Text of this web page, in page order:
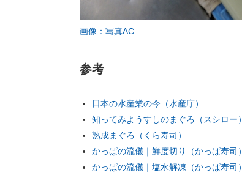
画像：写真AC
参考
日本の水産業の今（水産庁）
知ってみようすしのまぐろ（スシロー）
熟成まぐろ（くら寿司）
かっぱの流儀｜鮮度切り（かっぱ寿司）
かっぱの流儀｜塩水解凍（かっぱ寿司）